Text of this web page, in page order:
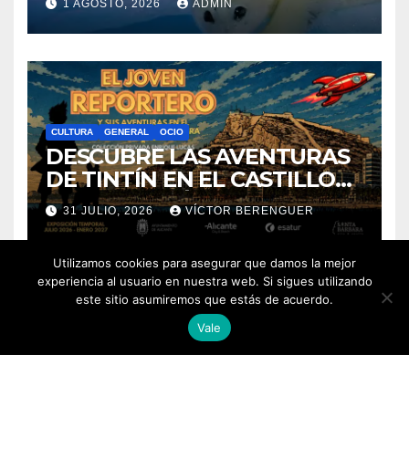
1 AGOSTO, 2026 ADMIN
CULTURA GENERAL OCIO
DESCUBRE LAS AVENTURAS
DE TINTÍN EN EL CASTILLO
DE SANTA BÁRBARA DE
ALICANTE
31 JULIO, 2026 VÍCTOR BERENGUER
Utilizamos cookies para asegurar que damos la mejor
experiencia al usuario en nuestra web. Si sigues utilizando
este sitio asumiremos que estás de acuerdo.
Vale